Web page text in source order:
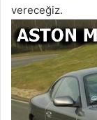
vereceğiz.